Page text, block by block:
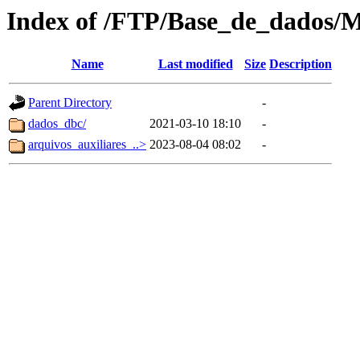
Index of /FTP/Base_de_dados/
Name Last modified Size Description
Parent Directory
-
dados_dbc/
2021-03-10 18:10
-
arquivos_auxiliares_..> 2023-08-04 08:02 -